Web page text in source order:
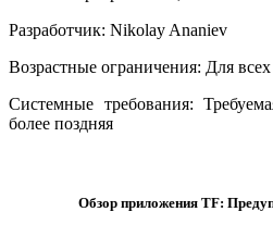
Разработчик: Nikolay Ananiev
Возрастные ограничения: Для
Системные требования:
более поздняя
Обзор приложения TF: